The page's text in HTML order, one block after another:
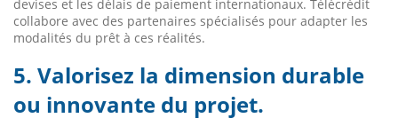
devises et les délais de paiement internationaux. Télécrédit
collabore avec des partenaires spécialisés pour adapter les
modalités du prêt à ces réalités.
5. Valorisez la dimension durable
ou innovante du projet.